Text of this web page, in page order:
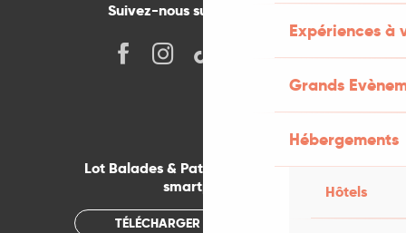
Expériences à
Grands
Hébergements
Hôtels
Suivez-nous sur les réseaux !
Lot Balades & Patrimoines sur votre
smartphone
TÉLÉCHARGER L'APPLICATION